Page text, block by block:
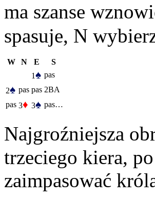
ma szanse
spasuje, N
W N E
S
1♠ pas
2♠ pas pas 2BA
pas 3♦ 3♠ pas…
Najgroźniejsza
trzeciego kiera,
zaimpasować